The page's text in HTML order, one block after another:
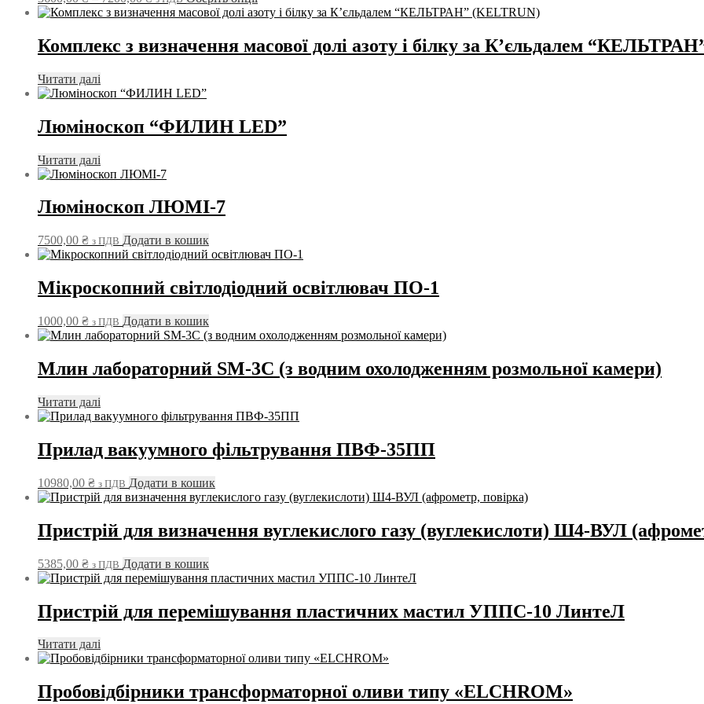
цін:
до
товар
варіантів.
сторінці
товару
Комплекс з визначення масової долі азоту і білку за К’єльдалем
Читати далі
Люміноскоп “ФИЛИН LED”
Читати далі
Люміноскоп ЛЮМІ-7
7500,00 ₴ з ПДВ Додати в кошик
Мікроскопний світлодіодний освітлювач ПО-1
1000,00 ₴ з ПДВ Додати в кошик
Млин лабораторний SM-3C (з водним охолодженням розмольної камери)
Читати далі
Прилад вакуумного фільтрування ПВФ-35ПП
10980,00 ₴ з ПДВ Додати в кошик
Пристрій для визначення вуглекислого газу (вуглекислоти) Ш4-ВУЛ
5385,00 ₴ з ПДВ Додати в кошик
Пристрій для перемішування пластичних мастил УППС-10 ЛинтеЛ
Читати далі
Пробовідбірники трансформаторної оливи типу «ELCHROM»